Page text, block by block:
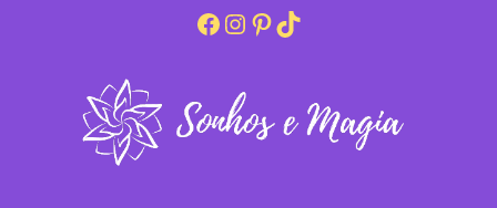
Facebook
Instagram
Pinterest
TikTok